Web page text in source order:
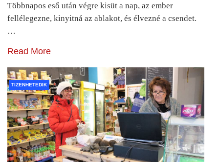
Többnapos eső után végre kisüt a nap, az ember
fellélegezne, kinyitná az ablakot, és élvezné a csendet.
…
Read More
TIZENHETEDIK